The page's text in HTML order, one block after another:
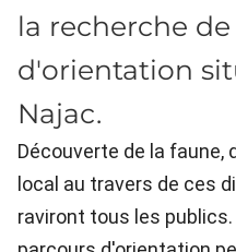
la recherche
d'orientation
Najac.
Découverte de la faune,
local au travers de ces
raviront tous les